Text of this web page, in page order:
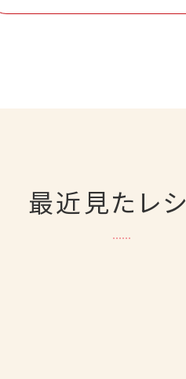
最近見たレ